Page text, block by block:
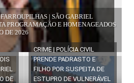
FARROUPILHAS | SÃO GABRIEL
PROGRAMAÇÃO E HOMENAGEADOS
DE 2026
DE
CRIME | POLÍCIA CIVIL
PRENDE PADRASTO E
FILHO POR SUSPEITA DE
ESTUPRO DE VULNERÁVEL